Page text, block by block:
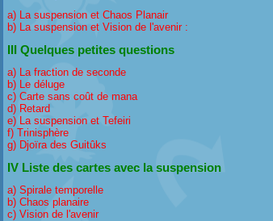
a) La suspension et Chaos Planair
b) La suspension et Vision de l'avenir :
III Quelques petites questions
a) La fraction de seconde
b) Le déluge
c) Carte sans coût de mana
d) Retard
e) La suspension et Tefeiri
f) Trinisphère
g) Djoïra des Guitûks
IV Liste des cartes avec la suspension
a) Spirale temporelle
b) Chaos planaire
c) Vision de l'avenir